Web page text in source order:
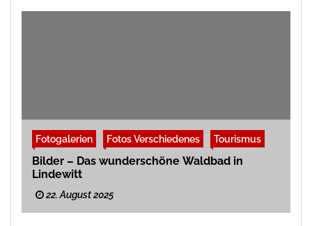
Fotogalerien Fotos Verschiedenes Tourismus
Bilder – Das wunderschöne Waldbad in
Lindewitt
22. August 2025